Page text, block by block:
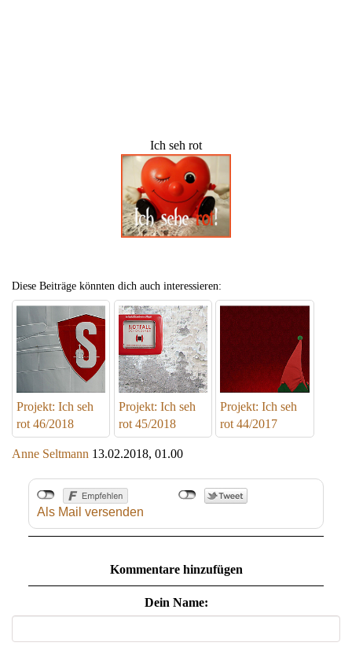
Ich seh rot
Diese Beiträge könnten dich auch interessieren:
Projekt: Ich seh
rot 46/2018
Projekt: Ich seh
rot 45/2018
Projekt: Ich seh
rot 44/2017
Anne Seltmann 13.02.2018, 01.00
Als Mail versenden
Kommentare hinzufügen
Dein Name: